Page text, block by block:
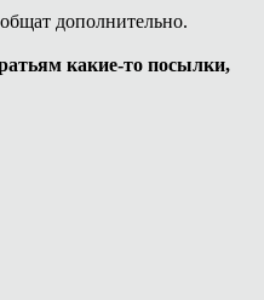
дополнительно.
какие-то посылки,